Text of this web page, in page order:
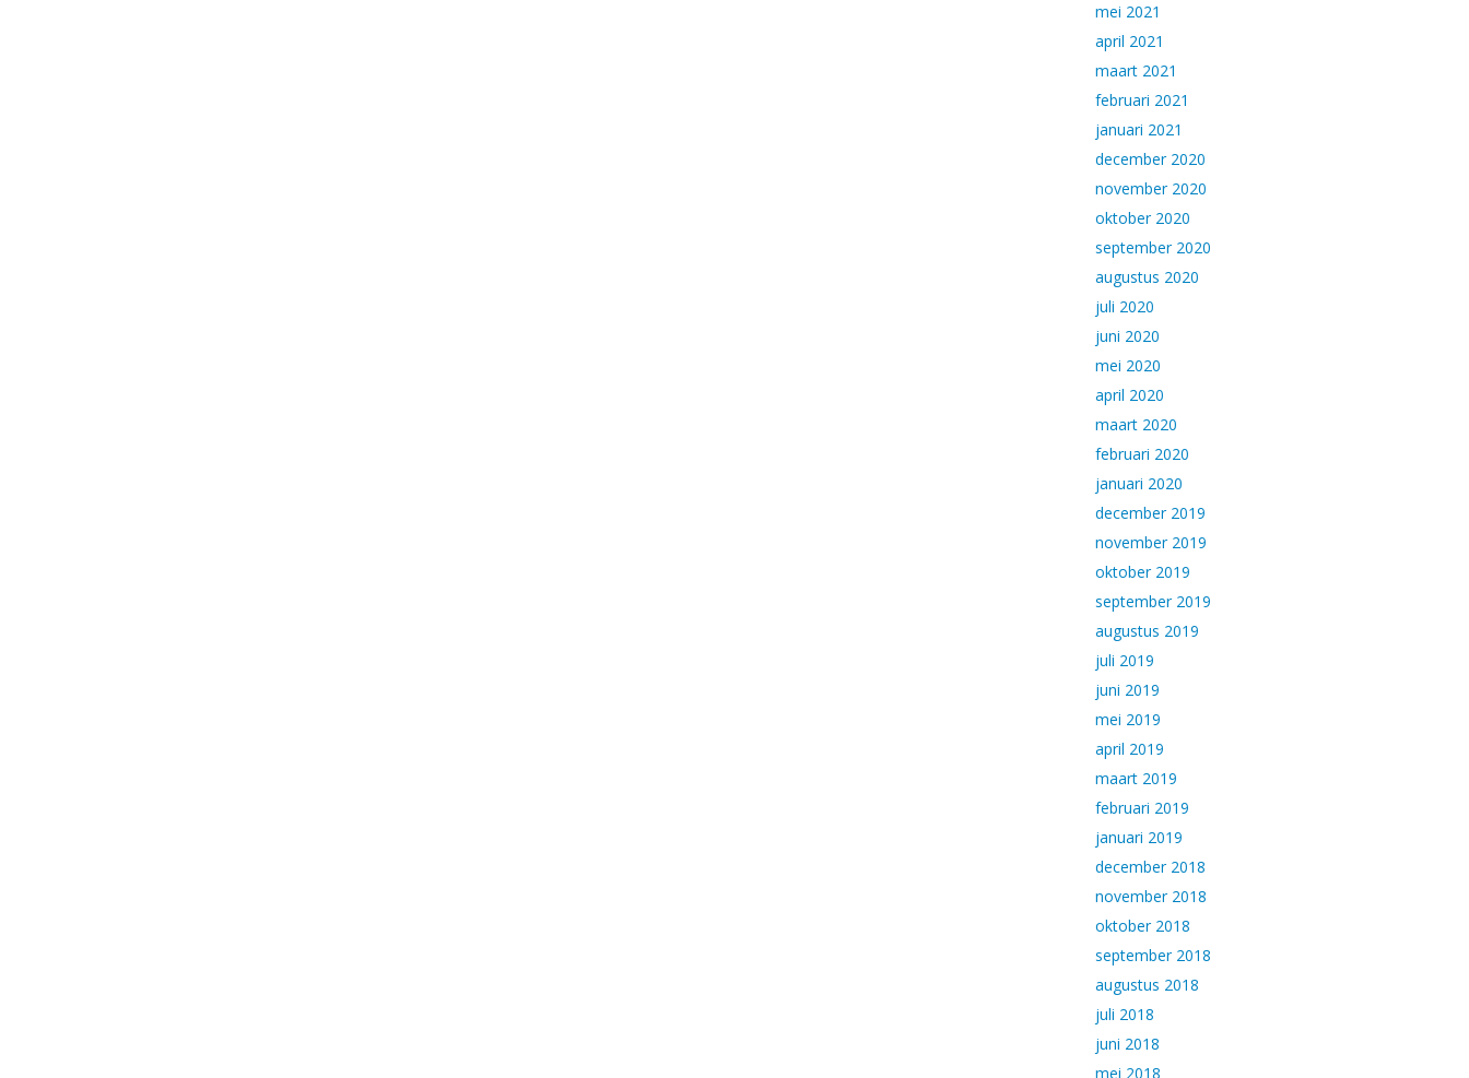
mei 2021
april 2021
maart 2021
februari 2021
januari 2021
december 2020
november 2020
oktober 2020
september 2020
augustus 2020
juli 2020
juni 2020
mei 2020
april 2020
maart 2020
februari 2020
januari 2020
december 2019
november 2019
oktober 2019
september 2019
augustus 2019
juli 2019
juni 2019
mei 2019
april 2019
maart 2019
februari 2019
januari 2019
december 2018
november 2018
oktober 2018
september 2018
augustus 2018
juli 2018
juni 2018
mei 2018